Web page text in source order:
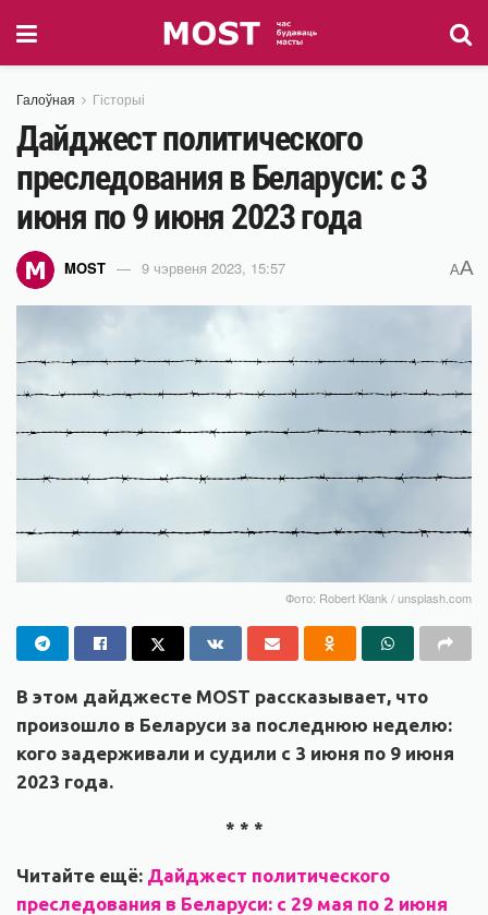
Галоўная Гісторыі
Дайджест политического
преследования в Беларуси: с 3
июня по 9 июня 2023 года
MOST 9 чэрвеня 2023, 15:57 AA
Фото: Robert Klank / unsplash.com
В этом дайджесте MOST рассказывает, что
произошло в Беларуси за последнюю неделю:
кого задерживали и судили с 3 июня по 9 июня
2023 года.
* * *
Читайте ещё: Дайджест политического
преследования в Беларуси: с 29 мая по 2 июня